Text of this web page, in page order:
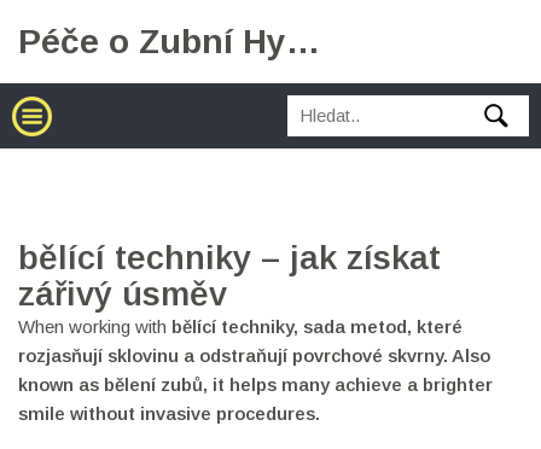
Péče o Zubní Hygienu
bělící techniky – jak získat
zářivý úsměv
When working with bělící techniky, sada metod, které
rozjasňují sklovinu a odstraňují povrchové skvrny. Also
known as bělení zubů, it helps many achieve a brighter
smile without invasive procedures.